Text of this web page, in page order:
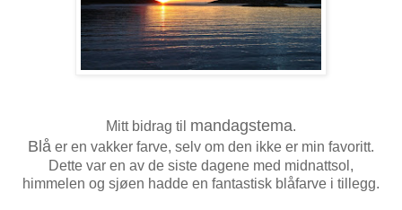
Mitt bidrag til mandagstema.
Blå er en vakker farve, selv om den ikke er min favoritt.
Dette var en av de siste dagene med midnattsol,
himmelen og sjøen hadde en fantastisk blåfarve i tillegg.